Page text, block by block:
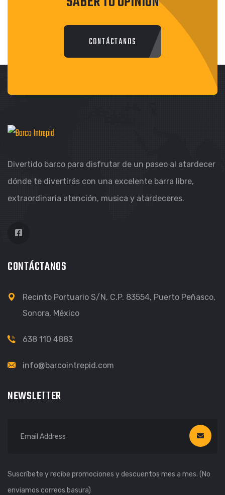
CONTÁCTANOS
Divertido barco para disfrutar de un paseo al atardecer
dónde te divertirás con una excelente barra libre,
extraordinaria atención, musica y atardeceres.
CONTÁCTANOS
Recinto Portuario S/N, C.P. 83554, Puerto Peñasco,
Sonora, México
638 110 4883
info@barcointrepid.com
NEWSLETTER
Suscríbete y recibe promociones y descuentos mes a mes. (No
enviamos correos basura)